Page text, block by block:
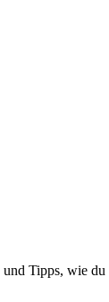
Tipps, wie